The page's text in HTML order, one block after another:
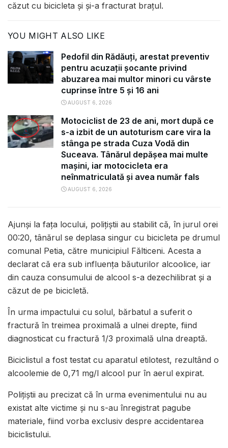
căzut cu bicicleta și și-a fracturat brațul.
YOU MIGHT ALSO LIKE
Pedofil din Rădăuți, arestat preventiv
pentru acuzații șocante privind
abuzarea mai multor minori cu vârste
cuprinse între 5 și 16 ani
AUGUST 6, 2026
Motociclist de 23 de ani, mort după ce
s-a izbit de un autoturism care vira la
stânga pe strada Cuza Vodă din
Suceava. Tânărul depășea mai multe
mașini, iar motocicleta era
neînmatriculată și avea număr fals
AUGUST 6, 2026
Ajunși la fața locului, polițiștii au stabilit că, în jurul orei
00:20, tânărul se deplasa singur cu bicicleta pe drumul
comunal Petia, către municipiul Fălticeni. Acesta a
declarat că era sub influența băuturilor alcoolice, iar
din cauza consumului de alcool s-a dezechilibrat și a
căzut de pe bicicletă.
În urma impactului cu solul, bărbatul a suferit o
fractură în treimea proximală a ulnei drepte, fiind
diagnosticat cu fractură 1/3 proximală ulna dreaptă.
Biciclistul a fost testat cu aparatul etilotest, rezultând o
alcoolemie de 0,71 mg/l alcool pur în aerul expirat.
Polițiștii au precizat că în urma evenimentului nu au
existat alte victime și nu s-au înregistrat pagube
materiale, fiind vorba exclusiv despre accidentarea
biciclistului.